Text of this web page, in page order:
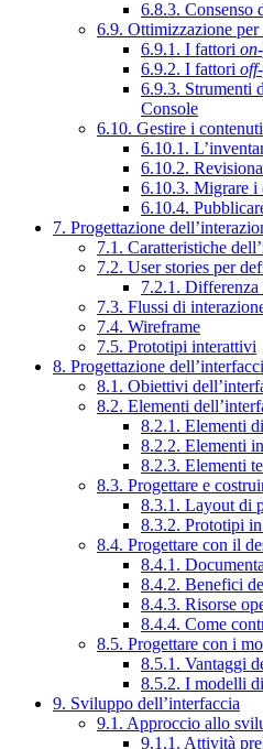
6.8.3. Consenso
6.9. Ottimizzazione
6.9.1. I fattori
6.9.2. I fattori
6.9.3. Strumenti
Console
6.10. Gestire i contenuti
6.10.1.
6.10.2.
6.10.3. Migrare i
6.10.4.
7. Progettazione
7.1. Caratteristiche
7.2. User stories per
7.2.1. Differenza
7.3. Flussi di
7.4. Wireframe
7.5. Prototipi interattivi
8. Progettazione
8.1. Obiettivi
8.2. Elementi
8.2.1. Elementi
8.2.2. Elementi
8.2.3. Elementi
8.3. Progettare e
8.3.1. Layout di
8.3.2. Prototipi
8.4. Progettare con il
8.4.1.
8.4.2. Benefici
8.4.3. Risorse
8.4.4. Come
8.5. Progettare con i
8.5.1. Vantaggi
8.5.2. I modelli
9. Sviluppo dell’interfaccia
9.1. Approccio allo
9.1.1. Attività